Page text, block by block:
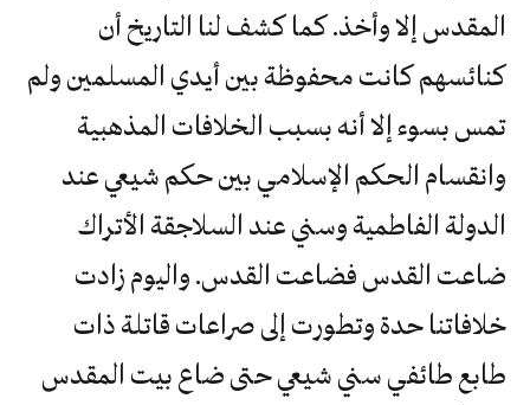
المقدس إلا وأخذ. كما كشف لنا التاريخ أن
كنائسهم كانت محفوظة بين أيدي المسلمين ولم
تمس بسوء إلا أنه بسبب الخلافات المذهبية
وانقسام الحكم الإسلامي بين حكم شيعي عند
الدولة الفاطمية وسني عند السلاجقة الأتراك
ضاعت القدس فضاعت القدس. واليوم زادت
خلافاتنا حدة وتطورت إلى صراعات قاتلة ذات
طابع طائفي سني شيعي حتى ضاع بيت المقدس